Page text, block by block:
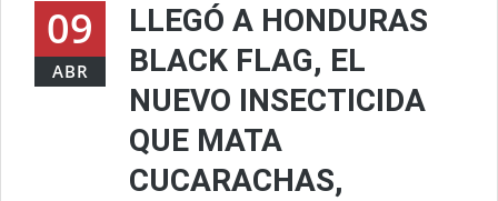
09
ABR
LLEGÓ A HONDURAS
BLACK FLAG, EL
NUEVO INSECTICIDA
QUE MATA
CUCARACHAS,